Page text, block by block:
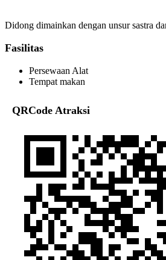
Didong dimainkan dengan unsur sastra
Fasilitas
Persewaan Alat
Tempat makan
QRCode Atraksi